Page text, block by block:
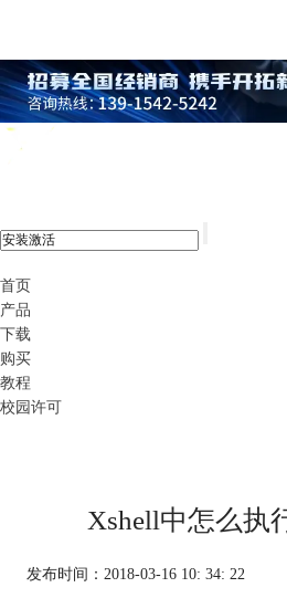
首页
产品
下载
购买
教程
校园许可
Xshell中怎么执
发布时间：2018-03-16 10: 34: 22